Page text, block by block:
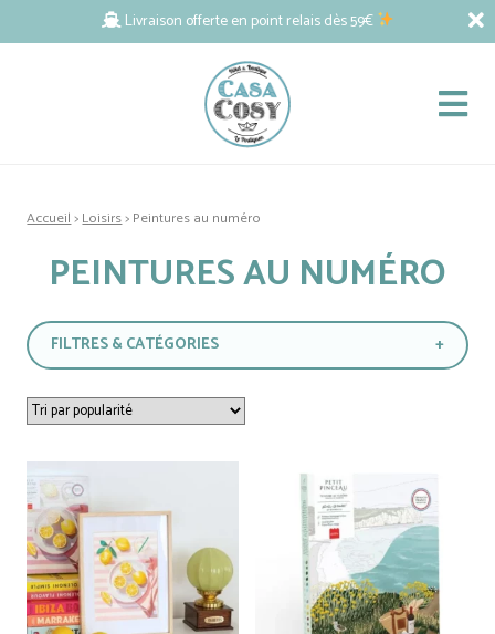
Livraison offerte en point relais dès 59€
Accueil>Loisirs> Peintures au numéro
PEINTURES AU NUMÉRO
FILTRES & CATÉGORIES +